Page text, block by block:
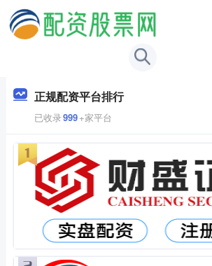
正规配资平台排行
已收录999+家平台